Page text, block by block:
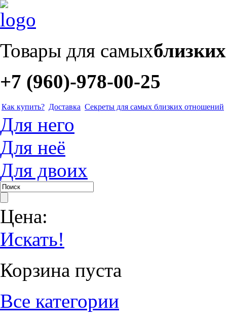
Товары для самых
+7 (960)-978-00-25
Как купить? Доставка Секреты для самых близких отношений
Для него
Для неё
Для двоих
Цена:
Искать!
Корзина пуста
Все категории